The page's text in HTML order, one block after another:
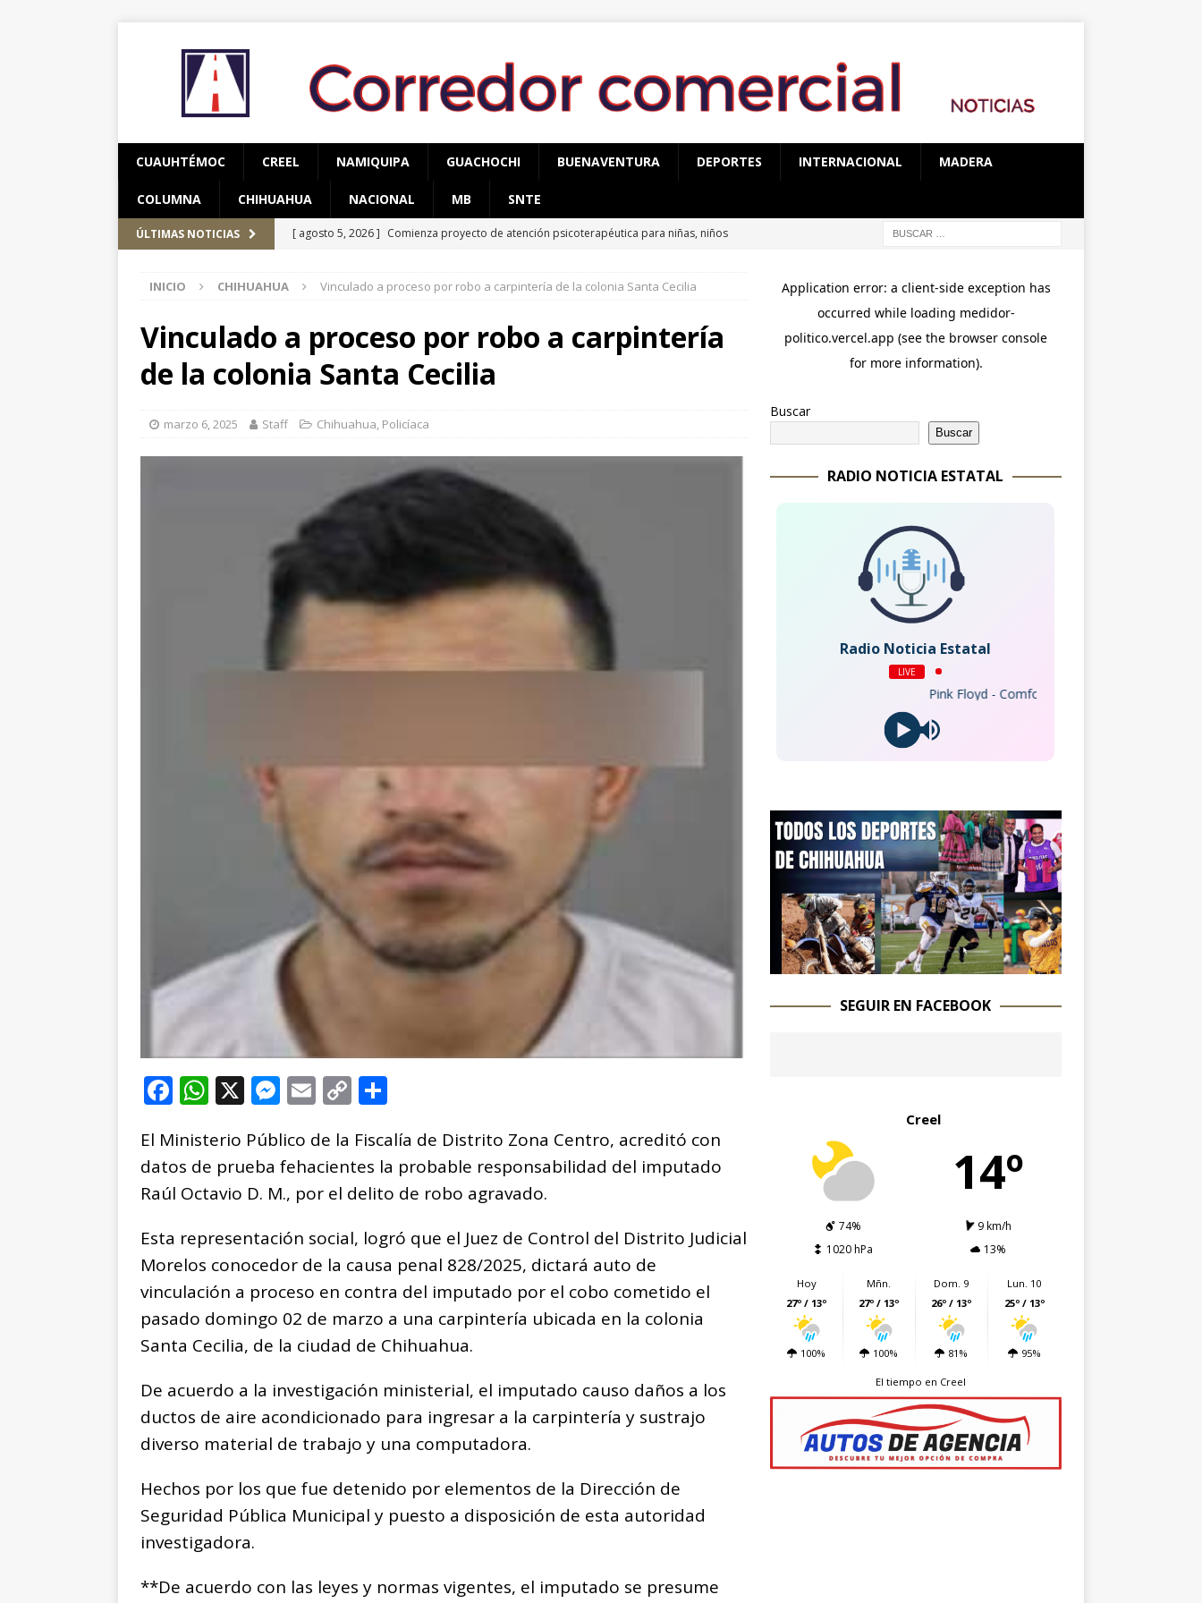
CUAUHTÉMOC CREEL NAMIQUIPA GUACHOCHI BUENAVENTURA DEPORTES INTERNACIONAL MADERA
COLUMNA CHIHUAHUA NACIONAL MB SNTE
ÚLTIMAS NOTICIAS [ agosto 5, 2026 ] Comienza proyecto de atención psicoterapéutica para niñas, niños
[ agosto 5, 2026 ] Asegura AEI Occidente vehículo KIA con reporte de robo
[ agosto 6, 2026 ]
Recupera AEI Occidente una pick up Nissan con reporte de robo
CUAUHTÉMOC
Reconocen a Óscar Léos Mayagoitia por su trabajo al frente del
Bienestar en esta región
INICIO CHIHUAHUA Vinculado a proceso por robo a carpintería de la colonia Santa Cecilia
Vinculado a proceso por robo a carpintería
de la colonia Santa Cecilia
marzo 6, 2025 Staff Chihuahua, Policíaca
F
c
e
b
o
o
k
W
at
s
A
p
p
X M
ss
e
n
g
e
r
E
ai
l
C
p
y
Li
n
k
m
p
ar
ti
r
El Ministerio Público de la Fiscalía de Distrito Zona Centro, acreditó con
datos de prueba fehacientes la probable responsabilidad del imputado
Raúl Octavio D. M., por el delito de robo agravado.
Esta representación social, logró que el Juez de Control del Distrito Judicial
Morelos conocedor de la causa penal 828/2025, dictará auto de
vinculación a proceso en contra del imputado por el cobo cometido el
pasado domingo 02 de marzo a una carpintería ubicada en la colonia
Santa Cecilia, de la ciudad de Chihuahua.
De acuerdo a la investigación ministerial, el imputado causo daños a los
ductos de aire acondicionado para ingresar a la carpintería y sustrajo
diverso material de trabajo y una computadora.
Hechos por los que fue detenido por elementos de la Dirección de
Seguridad Pública Municipal y puesto a disposición de esta autoridad
investigadora.
**De acuerdo con las leyes y normas vigentes, el imputado se presume
Buscar
Buscar
RADIO NOTICIA ESTATAL
Radio Noticia Estatal
LIVE
Pink Floyd - Comfortably Numb (2011 Remastered
SEGUIR EN FACEBOOK
Creel
14º
74%
9 km/h
1020 hPa
13%
Hoy
27º / 13º
100%
Mñn.
27º / 13º
100%
Dom. 9
26º / 13º
81%
Lun. 10
25º / 13º
95%
El tiempo en Creel